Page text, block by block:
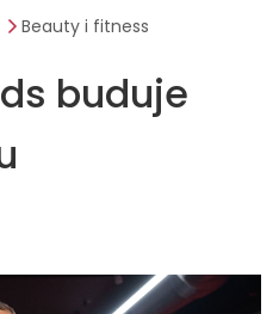
Beauty i fitness
buduje